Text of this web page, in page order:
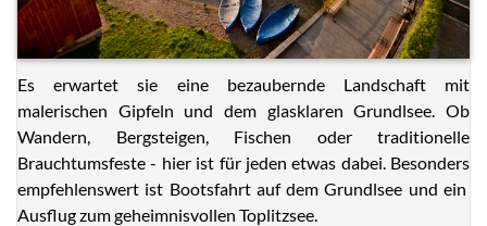
Es erwartet sie eine bezaubernde Landschaft mit
malerischen Gipfeln und dem glasklaren Grundlsee. Ob
Wandern, Bergsteigen, Fischen oder traditionelle
Brauchtumsfeste - hier ist für jeden etwas dabei. Besonders
empfehlenswert ist Bootsfahrt auf dem Grundlsee und ein
Ausflug zum geheimnisvollen Toplitzsee.